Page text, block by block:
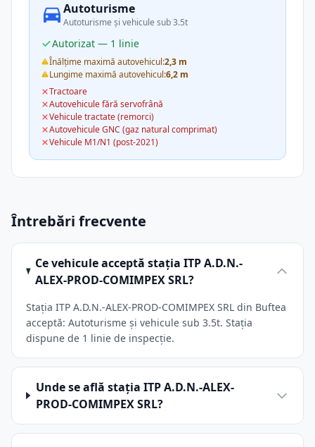
Autoturisme
Autoturisme și vehicule sub 3.5t
Autorizat — 1 linie
Înălțime maximă autovehicul:2,3 m
Lungime maximă autovehicul:6,2 m
Tractoare
Autovehicule fără servofrână
Vehicule tractate (remorci)
Autovehicule GNC (gaz natural comprimat)
Vehicule M1/N1 (post-2021)
Întrebări frecvente
Ce vehicule acceptă stația ITP A.D.N.-
ALEX-PROD-COMIMPEX SRL?
Stația ITP A.D.N.-ALEX-PROD-COMIMPEX SRL din Buftea
acceptă: Autoturisme și vehicule sub 3.5t. Stația
dispune de 1 linie de inspecție.
Unde se află stația ITP A.D.N.-ALEX-
PROD-COMIMPEX SRL?